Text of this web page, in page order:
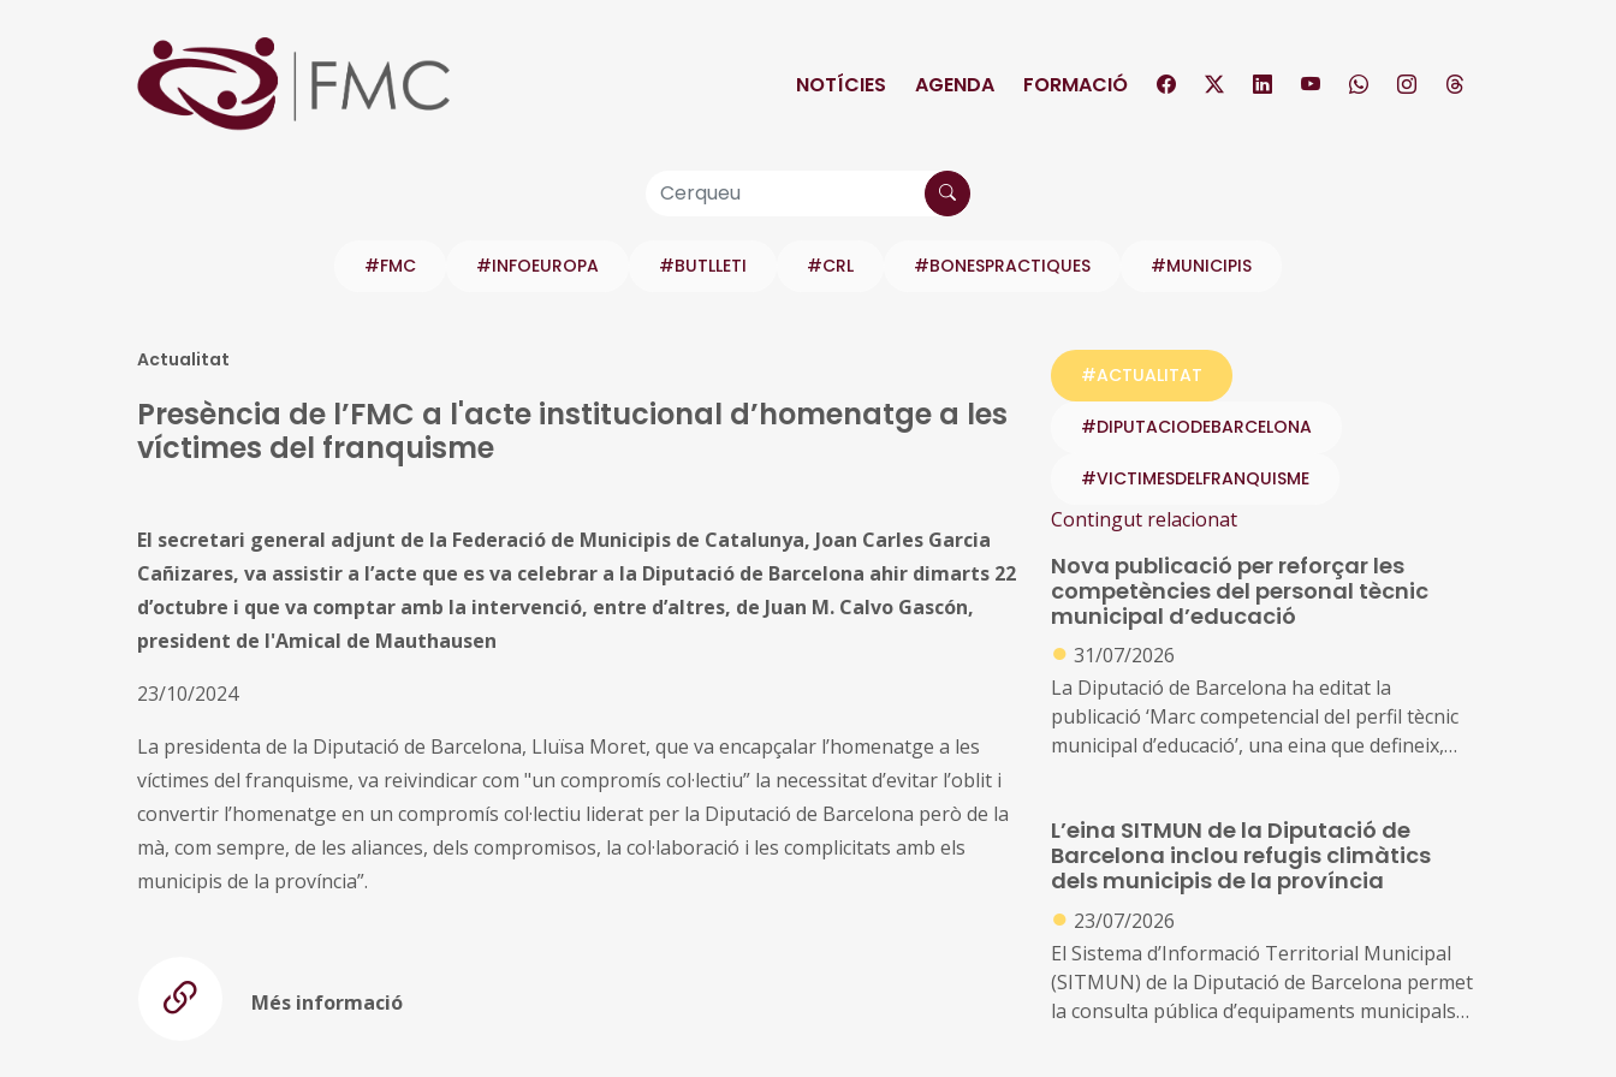
NOTÍCIES AGENDA FORMACIÓ
#FMC #INFOEUROPA #BUTLLETI #CRL #BONESPRACTIQUES #MUNICIPIS
Actualitat
Presència de l’FMC a l'acte institucional d’homenatge a les
víctimes del franquisme
El secretari general adjunt de la Federació de Municipis de Catalunya, Joan Carles Garcia
Cañizares, va assistir a l’acte que es va celebrar a la Diputació de Barcelona ahir dimarts 22
d’octubre i que va comptar amb la intervenció, entre d’altres, de Juan M. Calvo Gascón,
president de l'Amical de Mauthausen
23/10/2024
La presidenta de la Diputació de Barcelona, Lluïsa Moret, que va encapçalar l’homenatge a les
víctimes del franquisme, va reivindicar com "un compromís col·lectiu” la necessitat d’evitar l’oblit i
convertir l’homenatge en un compromís col·lectiu liderat per la Diputació de Barcelona però de la
mà, com sempre, de les aliances, dels compromisos, la col·laboració i les complicitats amb els
municipis de la província”.
Més informació
#ACTUALITAT
#DIPUTACIODEBARCELONA
#VICTIMESDELFRANQUISME
Contingut relacionat
Nova publicació per reforçar les
competències del personal tècnic
municipal d’educació
● 31/07/2026
La Diputació de Barcelona ha editat la
publicació ‘Marc competencial del perfil tècnic
municipal d’educació’, una eina que defineix,
desenvolupament i la gestió de les polítiques
educatives locals
L’eina SITMUN de la Diputació de
Barcelona inclou refugis climàtics
dels municipis de la província
● 23/07/2026
El Sistema d’Informació Territorial Municipal
(SITMUN) de la Diputació de Barcelona permet
la consulta pública d’equipaments municipals